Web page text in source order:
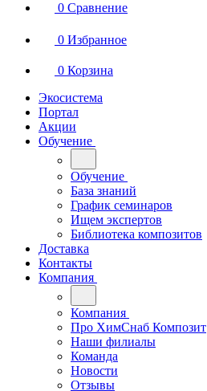
0 Сравнение
0 Избранное
0 Корзина
Экосистема
Портал
Акции
Обучение
Обучение
База знаний
График семинаров
Ищем экспертов
Библиотека композитов
Доставка
Контакты
Компания
Компания
Про ХимСнаб Композит
Наши филиалы
Команда
Новости
Отзывы